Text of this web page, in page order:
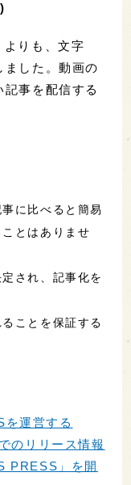
りも、文字
ました。動画の
事を配信する
に比べると簡易
とはありませ
され、記事化を
ことを保証する
運営する
のリリース情報
PRESS」を開